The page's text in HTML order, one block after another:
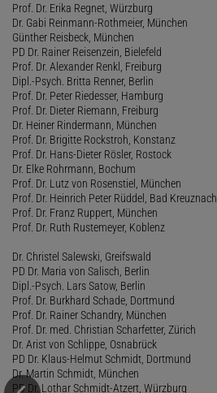
Prof. Dr. Erika Regnet, Würzburg
Dr. Gabi Reinmann-Rothmeier, München
Günther Reisbeck, München
PD Dr. Rainer Reisenzein, Bielefeld
Prof. Dr. Alexander Renkl, Freiburg
Dipl.-Psych. Britta Renner, Berlin
Prof. Dr. Peter Riedesser, Hamburg
Prof. Dr. Dieter Riemann, Freiburg
Dr. Heiner Rindermann, München
Prof. Dr. Brigitte Rockstroh, Konstanz
Prof. Dr. Hans-Dieter Rösler, Rostock
Dr. Elke Rohrmann, Bochum
Prof. Dr. Lutz von Rosenstiel, München
Prof. Dr. Heinrich Peter Rüddel, Bad Kreuznach
Prof. Dr. Franz Ruppert, München
Prof. Dr. Ruth Rustemeyer, Koblenz
Dr. Christel Salewski, Greifswald
PD Dr. Maria von Salisch, Berlin
Dipl.-Psych. Lars Satow, Berlin
Prof. Dr. Burkhard Schade, Dortmund
Prof. Dr. Rainer Schandry, München
Prof. Dr. med. Christian Scharfetter, Zürich
Dr. Arist von Schlippe, Osnabrück
PD Dr. Klaus-Helmut Schmidt, Dortmund
Dr. Martin Schmidt, München
PD Dr. Lothar Schmidt-Atzert, Würzburg